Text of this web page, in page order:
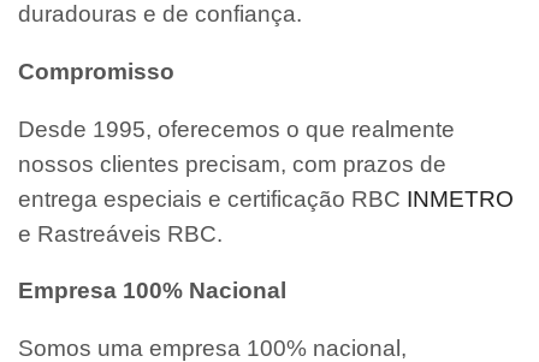
duradouras e de confiança.
Compromisso
Desde 1995, oferecemos o que realmente
nossos clientes precisam, com prazos de
entrega especiais e certificação RBC INMETRO
e Rastreáveis RBC.
Empresa 100% Nacional
Somos uma empresa 100% nacional,